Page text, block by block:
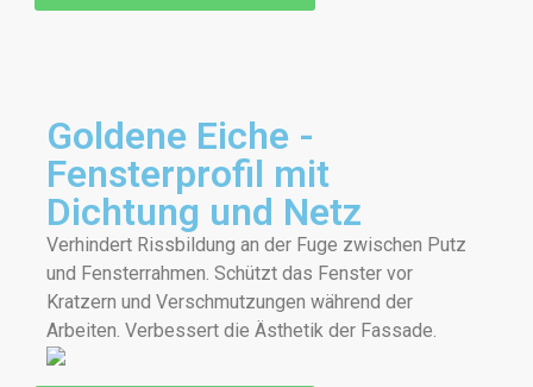
Goldene Eiche -
Fensterprofil mit
Dichtung und Netz
Verhindert Rissbildung an der Fuge zwischen Putz
und Fensterrahmen. Schützt das Fenster vor
Kratzern und Verschmutzungen während der
Arbeiten. Verbessert die Ästhetik der Fassade.